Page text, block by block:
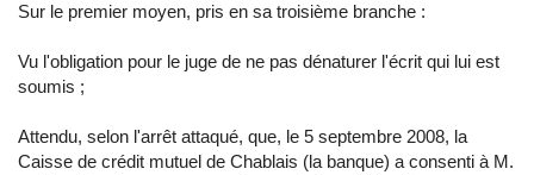
Sur le premier moyen, pris en sa troisième branche :
Vu l'obligation pour le juge de ne pas dénaturer l'écrit qui lui est
soumis ;
Attendu, selon l'arrêt attaqué, que, le 5 septembre 2008, la
Caisse de crédit mutuel de Chablais (la banque) a consenti à M.